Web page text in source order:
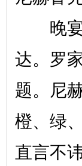
晚宴
达。罗
题。尼
橙、绿
直言不